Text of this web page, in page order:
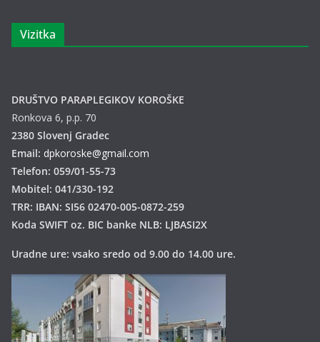
Vizitka
DRUŠTVO PARAPLEGIKOV KOROŠKE
Ronkova 6, p.p. 70
2380 Slovenj Gradec
Email: dpkoroske@gmail.com
Telefon: 059/01-55-73
Mobitel: 041/330-192
TRR: IBAN: SI56 02470-005-0872-259
Koda SWIFT oz. BIC banke NLB: LJBASI2X
Uradne ure: vsako sredo od 9.00 do 14.00 ure.